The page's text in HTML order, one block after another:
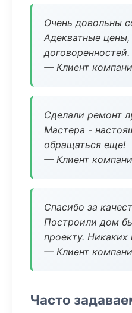
Очень довольны
Адекватные
договоренностей.
— Клиент
Сделали ремонт
Мастера -
обращаться еще!
— Клиент
Спасибо за
Построили дом
проекту. Никаких
— Клиент
Часто